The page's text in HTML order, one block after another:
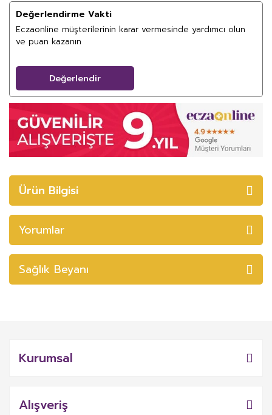
Değerlendirme Vakti
Eczaonline müşterilerinin karar vermesinde yardımcı olun
ve puan kazanın
Değerlendir
Ürün Bilgisi
Yorumlar
Sağlık Beyanı
Kurumsal
Alışveriş